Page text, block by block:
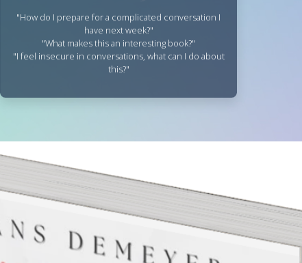
"How do I prepare for a complicated conversation I
have next week?"
"What makes this an interesting book?"
"I feel insecure in conversations, what can I do about
this?"